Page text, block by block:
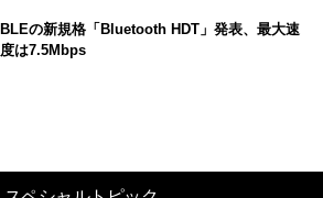
BLEの新規格「Bluetooth HDT」発表、最大速
度は7.5Mbps